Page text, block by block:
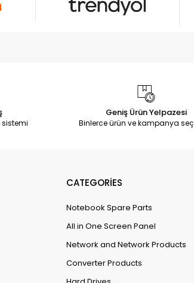
sistemi
Geniş Ürün Yelpazesi
Binlerce ürün ve kampanya
CATEGORİES
Notebook Spare Parts
All in One Screen Panel
Network and Network Products
Converter Products